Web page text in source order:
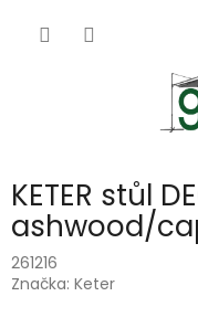
KETER stůl
ashwood/
261216
Značka: Keter